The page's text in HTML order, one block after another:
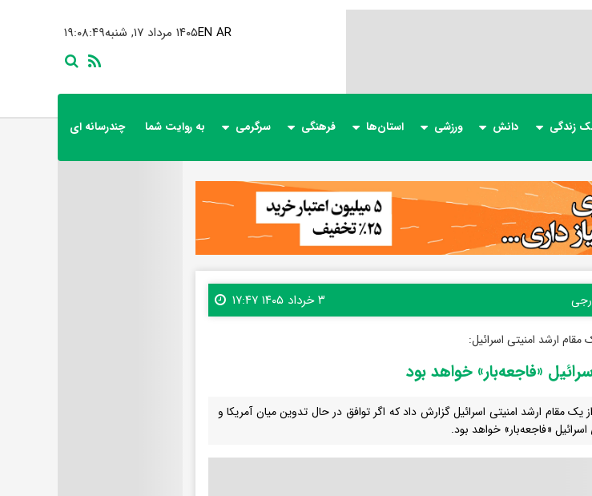
۱۹:۰۸:۵۱ ۱۴۰۵ مرداد ۱۷, شنبهEN AR
زندگی دانش ورزشی استان‌ها فرهنگی سرگرمی به روایت شما چندرسانه ای
۳ خرداد ۱۴۰۵ ۱۷:۴۷
مقام ارشد امنیتی اسرائیل:
«فاجعه‌بار» خواهد بود
یک مقام ارشد امنیتی اسرائیل گزارش داد که اگر توافق در حال تدوین میان آمریکا و
«فاجعه‌بار» خواهد بود.